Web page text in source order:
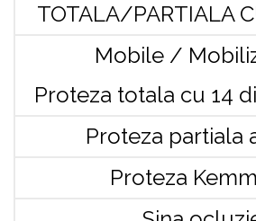
TOTALA/PARTIALA
Mobile /
Proteza totala cu 14
Proteza partiala
Proteza